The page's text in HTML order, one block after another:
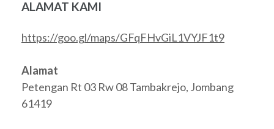
ALAMAT KAMI
https://goo.gl/maps/GFqFHvGiL1VYJF1t9
Alamat
Petengan Rt 03 Rw 08 Tambakrejo, Jombang
61419